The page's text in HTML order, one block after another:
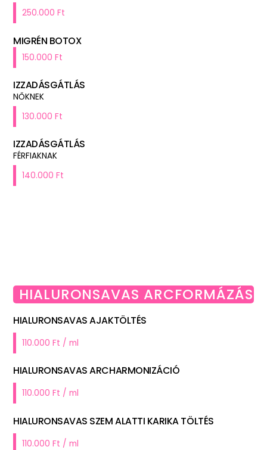
250.000 Ft
MIGRÉN BOTOX
150.000 Ft
IZZADÁSGÁTLÁS
NŐKNEK
130.000 Ft
IZZADÁSGÁTLÁS
FÉRFIAKNAK
140.000 Ft
HIALURONSAVAS ARCFORMÁZÁS
HIALURONSAVAS AJAKTÖLTÉS
110.000 Ft / ml
HIALURONSAVAS ARCHARMONIZÁCIÓ
110.000 Ft / ml
HIALURONSAVAS SZEM ALATTI KARIKA TÖLTÉS
110.000 Ft / ml